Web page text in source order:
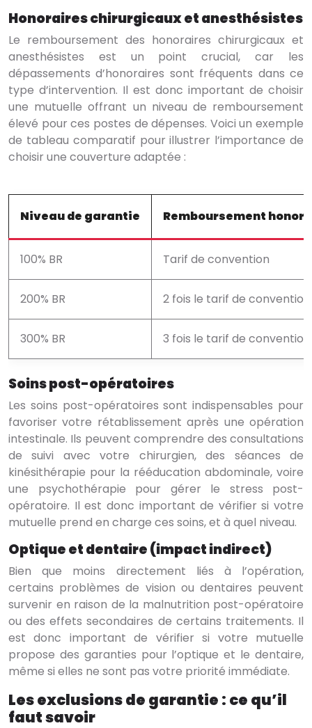
Honoraires chirurgicaux et anesthésistes
Le remboursement des honoraires chirurgicaux et
anesthésistes est un point crucial, car les
dépassements d’honoraires sont fréquents dans ce
type d’intervention. Il est donc important de choisir
une mutuelle offrant un niveau de remboursement
élevé pour ces postes de dépenses. Voici un exemple
de tableau comparatif pour illustrer l’importance de
choisir une couverture adaptée :
Niveau de garantie Remboursement
100% BR Tarif de convention
200% BR 2 fois le tarif de convention
300% BR 3 fois le tarif de convention
Soins post-opératoires
Les soins post-opératoires sont indispensables pour
favoriser votre rétablissement après une opération
intestinale. Ils peuvent comprendre des consultations
de suivi avec votre chirurgien, des séances de
kinésithérapie pour la rééducation abdominale, voire
une psychothérapie pour gérer le stress post-
opératoire. Il est donc important de vérifier si votre
mutuelle prend en charge ces soins, et à quel niveau.
Optique et dentaire (impact indirect)
Bien que moins directement liés à l’opération,
certains problèmes de vision ou dentaires peuvent
survenir en raison de la malnutrition post-opératoire
ou des effets secondaires de certains traitements. Il
est donc important de vérifier si votre mutuelle
propose des garanties pour l’optique et le dentaire,
même si elles ne sont pas votre priorité immédiate.
Les exclusions de garantie : ce qu’il
faut savoir